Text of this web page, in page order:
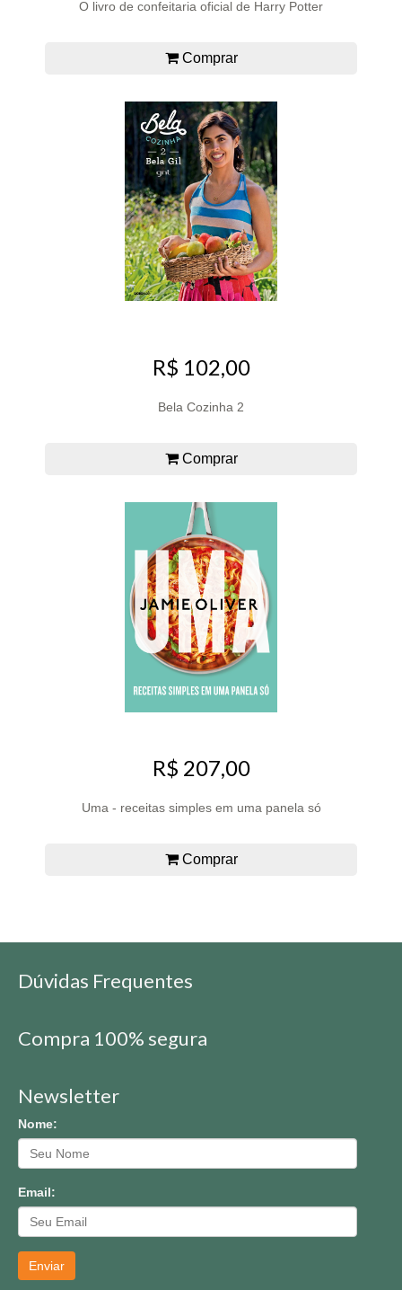
O livro de confeitaria oficial de Harry Potter
Comprar
R$ 102,00
Bela Cozinha 2
Comprar
R$ 207,00
Uma - receitas simples em uma panela só
Comprar
Dúvidas Frequentes
Compra 100% segura
Newsletter
Nome:
Email:
Enviar